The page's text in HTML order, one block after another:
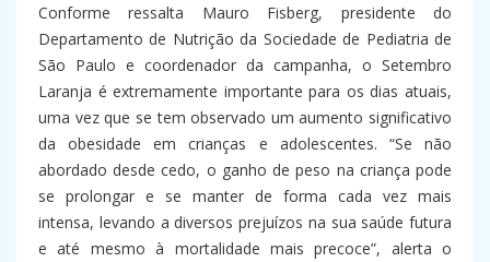
Conforme ressalta Mauro Fisberg, presidente do
Departamento de Nutrição da Sociedade de Pediatria de
São Paulo e coordenador da campanha, o Setembro
Laranja é extremamente importante para os dias atuais,
uma vez que se tem observado um aumento significativo
da obesidade em crianças e adolescentes. “Se não
abordado desde cedo, o ganho de peso na criança pode
se prolongar e se manter de forma cada vez mais
intensa, levando a diversos prejuízos na sua saúde futura
e até mesmo à mortalidade mais precoce”, alerta o